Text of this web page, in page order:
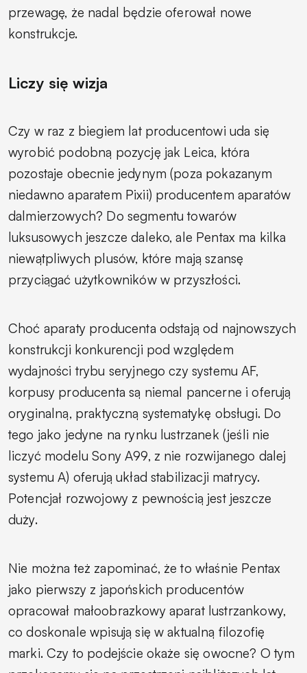
przewagę, że nadal będzie oferował nowe
konstrukcje.
Liczy się wizja
Czy w raz z biegiem lat producentowi uda się
wyrobić podobną pozycję jak Leica, która
pozostaje obecnie jedynym (poza pokazanym
niedawno aparatem Pixii) producentem aparatów
dalmierzowych? Do segmentu towarów
luksusowych jeszcze daleko, ale Pentax ma kilka
niewątpliwych plusów, które mają szansę
przyciągać użytkowników w przyszłości.
Choć aparaty producenta odstają od najnowszych
konstrukcji konkurencji pod względem
wydajności trybu seryjnego czy systemu AF,
korpusy producenta są niemal pancerne i oferują
oryginalną, praktyczną systematykę obsługi. Do
tego jako jedyne na rynku lustrzanek (jeśli nie
liczyć modelu Sony A99, z nie rozwijanego dalej
systemu A) oferują układ stabilizacji matrycy.
Potencjał rozwojowy z pewnością jest jeszcze
duży.
Nie można też zapominać, że to właśnie Pentax
jako pierwszy z japońskich producentów
opracował małoobrazkowy aparat lustrzankowy,
co doskonale wpisują się w aktualną filozofię
marki. Czy to podejście okaże się owocne? O tym